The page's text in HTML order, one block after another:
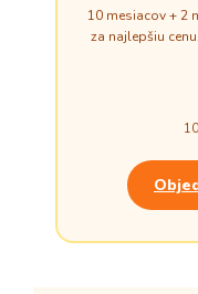
10 mesiacov + 2
za najlepšiu